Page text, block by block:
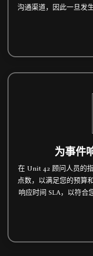
沟通渠道，因此一旦发
为事件
在 Unit 42 顾问人员的
点数，以满足您的预算
响应时间 SLA，以符合